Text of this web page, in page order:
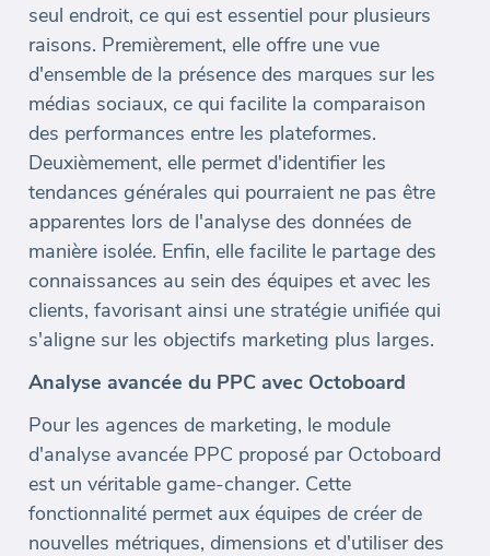
seul endroit, ce qui est essentiel pour plusieurs
raisons. Premièrement, elle offre une vue
d'ensemble de la présence des marques sur les
médias sociaux, ce qui facilite la comparaison
des performances entre les plateformes.
Deuxièmement, elle permet d'identifier les
tendances générales qui pourraient ne pas être
apparentes lors de l'analyse des données de
manière isolée. Enfin, elle facilite le partage des
connaissances au sein des équipes et avec les
clients, favorisant ainsi une stratégie unifiée qui
s'aligne sur les objectifs marketing plus larges.
Analyse avancée du PPC avec Octoboard
Pour les agences de marketing, le module
d'analyse avancée PPC proposé par Octoboard
est un véritable game-changer. Cette
fonctionnalité permet aux équipes de créer de
nouvelles métriques, dimensions et d'utiliser des